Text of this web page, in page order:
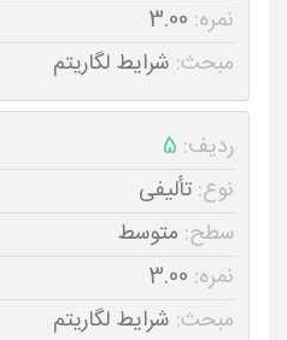
نمره: 3.00
مبحث: شرایط لگاریتم
ردیف: 5
نوع: تألیفی
سطح: متوسط
نمره: 3.00
مبحث: شرایط لگاریتم